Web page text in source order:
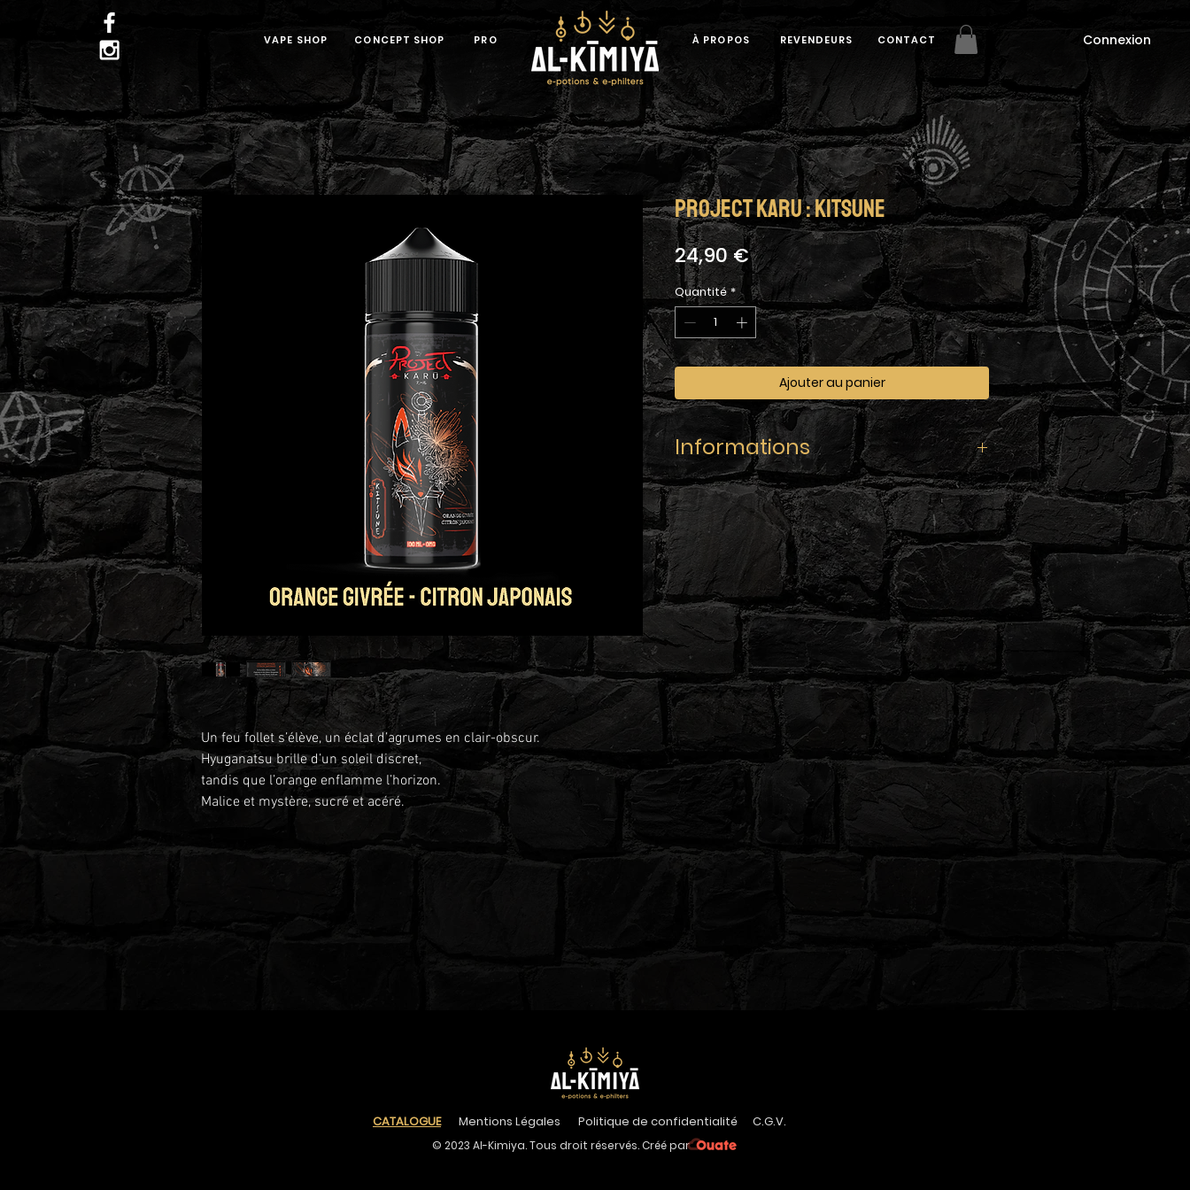
Connexion
VAPE SHOP CONCEPT SHOP PRO À PROPOS REVENDEURS CONTACT
Un feu follet s’élève, un éclat d’agrumes en clair-obscur.
Hyuganatsu brille d’un soleil discret,
tandis que l’orange enflamme l’horizon.
Malice et mystère, sucré et acéré.
Project Karu : Kitsune
24,90 €Prix
Quantité *
Ajouter au panier
Informations
Marque :PROJECT KARU
Recette :Orange givrée • Citron Japonais
Contenance :
100ml
Taux de nicotine :0mg/ml
Ratio :PG/VG 40/60 (Base 100% Végétale)
Flacon de 120ml avec bague d’inviolabilité, sécurité
enfant, composition, DLUO et numéro de lot.
Pour obtenir votre liquide dosé en nicotine à
3mg/ml, ajoutez 2 boosters de 10ml en 20mg/ml.
Pour obtenir votre liquide dosé en nicotine à
6mg/ml, ajoutez 4 boosters de 10ml en 20mg/ml.
CATALOGUE Mentions Légales C.G.V.
Politique de confidentialité
© 2023 Al-Kimiya. Tous droit réservés. Créé par